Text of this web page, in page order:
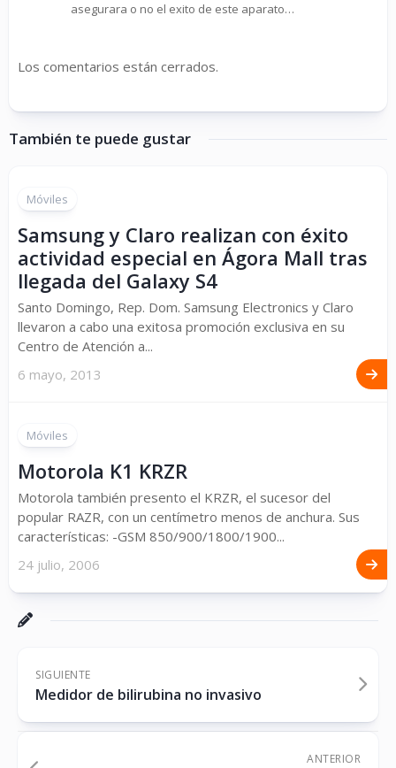
asegurara o no el exito de este aparato…
Los comentarios están cerrados.
También te puede gustar
Móviles
Samsung y Claro realizan con éxito
actividad especial en Ágora Mall tras
llegada del Galaxy S4
Santo Domingo, Rep. Dom. Samsung Electronics y Claro
llevaron a cabo una exitosa promoción exclusiva en su
Centro de Atención a...
6 mayo, 2013
Móviles
Motorola K1 KRZR
Motorola también presento el KRZR, el sucesor del
popular RAZR, con un centímetro menos de anchura. Sus
características: -GSM 850/900/1800/1900...
24 julio, 2006
SIGUIENTE
Medidor de bilirubina no invasivo
ANTERIOR